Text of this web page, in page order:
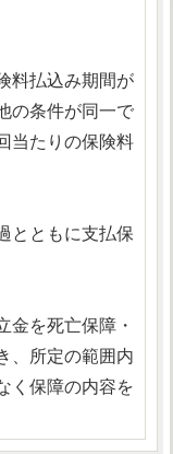
料払込み期間が
の条件が同一で
当たりの保険料
とともに支払保
金を死亡保障・
、所定の範囲内
く保障の内容を